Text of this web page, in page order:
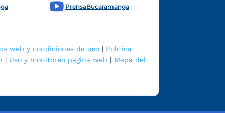
PrensaBucaramanga
web y condiciones de uso | Política
| Uso y monitoreo pagina web | Mapa del